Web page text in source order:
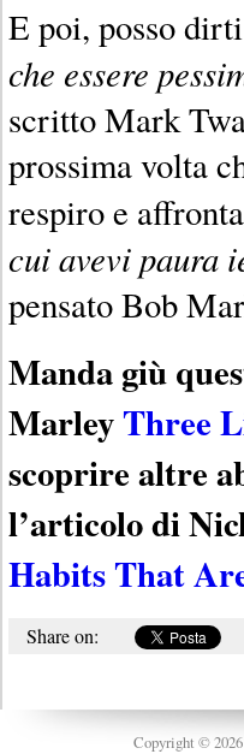
E poi, posso
che essere
scritto Mark
prossima volta
respiro e
cui avevi paura
pensato Bob
Manda giù
MarleyThree
scoprire altre
l’articolo di
Habits That
Share on:
Copyright ©